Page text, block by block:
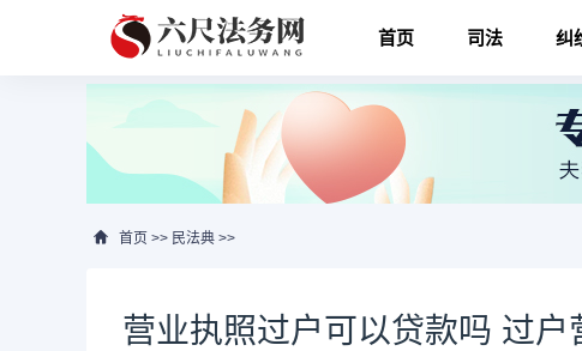
首页 司法 纠
首页 >> 民法典 >>
营业执照过户可以贷款吗 过户